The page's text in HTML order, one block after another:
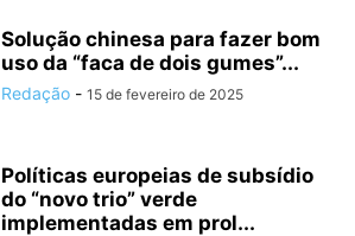
Solução chinesa para fazer bom
uso da “faca de dois gumes”...
Redação - 15 de fevereiro de 2025
Políticas europeias de subsídio
do “novo trio” verde
implementadas em prol...